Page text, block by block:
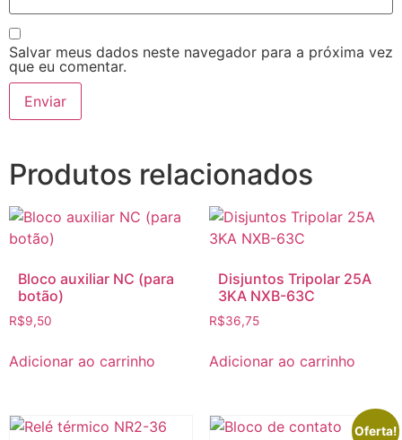
Salvar meus dados neste navegador para a próxima vez
que eu comentar.
Produtos relacionados
Bloco auxiliar NC (para
botão)
R$9,50
Adicionar ao carrinho
Disjuntos Tripolar 25A
3KA NXB-63C
R$36,75
Adicionar ao carrinho
Oferta!